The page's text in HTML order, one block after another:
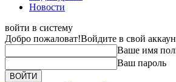
Новости
войти в систему
Добро пожаловат!Войдите в свой
Ваше имя
Ваш пароль